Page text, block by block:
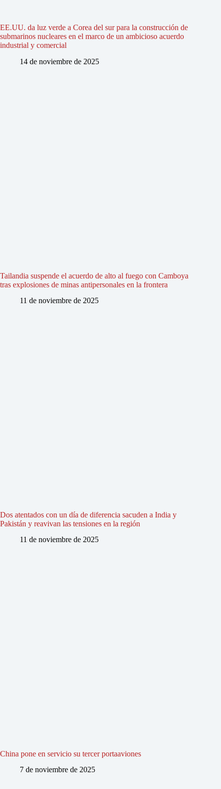
EE.UU. da luz verde a Corea del sur para la construcción de
submarinos nucleares en el marco de un ambicioso acuerdo
industrial y comercial
14 de noviembre de 2025
Tailandia suspende el acuerdo de alto al fuego con Camboya
tras explosiones de minas antipersonales en la frontera
11 de noviembre de 2025
Dos atentados con un día de diferencia sacuden a India y
Pakistán y reavivan las tensiones en la región
11 de noviembre de 2025
China pone en servicio su tercer portaaviones
7 de noviembre de 2025